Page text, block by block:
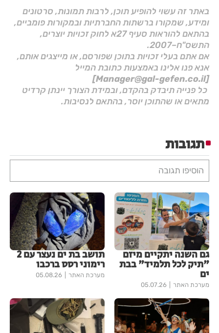
באתר זה עשוי להופיע תוכן, לרבות תמונות, סרטונים
ומידע, שמקורו ברשתות החברתיות ובמקורות פומביים,
בהתאם להוראות סעיף 27א לחוק זכויות יוצרים,
התשס"ח–2007.
אם אתם בעלי זכויות בתוכן שפורסם, או מייצגים אותם,
אנא פנו אלינו באמצעות כתובת המייל
[Manager@gal-gefen.co.il]
כל פנייה תיבדק בהקדם, ובמידת הצורך יינתן קרדיט
מתאים או שהתוכן יוסר, בהתאם לנסיבות.
תגובות
הוסיפו תגובה
גם השנה יתקיים מיזם
"תיק לכל תלמיד" בבת
ים
מערכת האתר 05.07.26
תושב בת ים נעצר עם 2
רימוני רסס ברכבו
מערכת האתר 05.08.26